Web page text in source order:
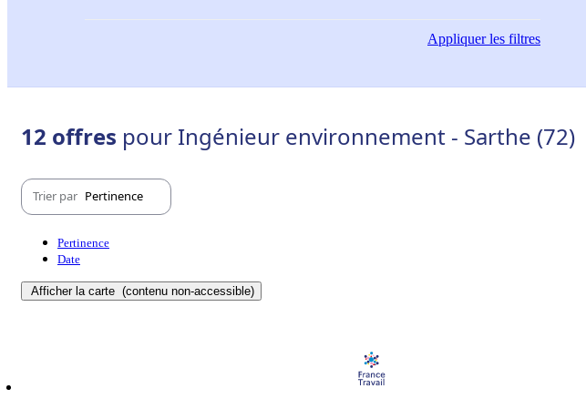
Appliquerles filtres
12 offres pour Ingénieur environnement - Sarthe (72)
Trier par Pertinence
Pertinence
Date
Afficher la carte (contenu non-accessible)